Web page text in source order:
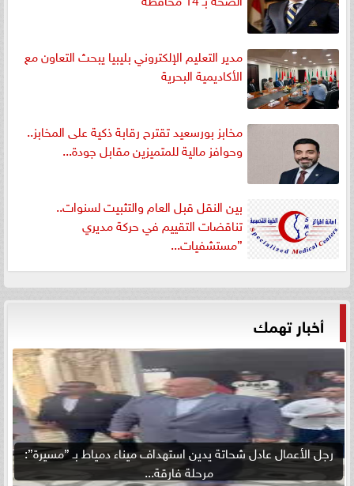
مدير التعليم الإلكتروني بليبيا يبحث التعاون مع
الأكاديمية البحرية
مخابز بورسعيد تقترح رقابة ذكية على المخابز..
وحوافز مالية للمتميزين مقابل جودة...
بين النقل قبل العام والتثبيت لسنوات..
تناقضات التقييم في حركة مديري
”مستشفيات...
أخبار تهمك
رجل الأعمال عادل شحاتة يدين استهداف ميناء دمياط بـ ”مسيرة”:
مرحلة فارقة...